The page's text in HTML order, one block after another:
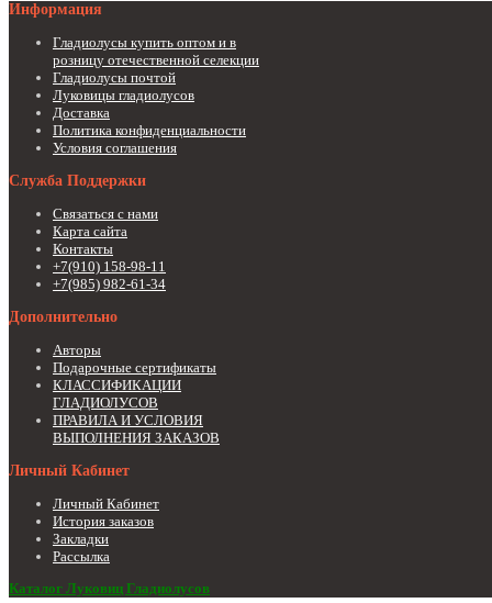
Информация
Гладиолусы купить оптом и в
розницу отечественной селекции
Гладиолусы почтой
Луковицы гладиолусов
Доставка
Политика конфиденциальности
Условия соглашения
Служба Поддержки
Связаться с нами
Карта сайта
Контакты
+7(910) 158-98-11
+7(985) 982-61-34
Дополнительно
Авторы
Подарочные сертификаты
КЛАССИФИКАЦИИ
ГЛАДИОЛУСОВ
ПРАВИЛА И УСЛОВИЯ
ВЫПОЛНЕНИЯ ЗАКАЗОВ
Личный Кабинет
Личный Кабинет
История заказов
Закладки
Рассылка
Каталог Луковиц Гладиолусов